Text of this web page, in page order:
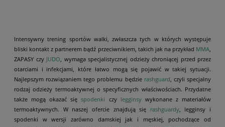
Intensywny trening sportów walki, zwłaszcza tych w których występuje
bliski kontakt z partnerem bądź przeciwnikiem, takich jak na przykład MMA
ZAPASY czy JUDO , wymaga specjalistycznej odzieży chroniącej przed przez
otarciami i infekcjami, które łatwo mogą się pojawić w takiej sytuacji.
Najlepszym rozwiązaniem tego problemu będzie rashguard , czyli specjalny
rodzaj odzieży termoaktywnej o specyficznych właściwościach. Przydatne
także mogą okazać sięspodenki czy legginsywykonane z materiałów
termoaktywnych. W naszej ofercie znajdują się rashguardy, legginsy i
spodenki w wersji zarówno damskiej jak i męskiej, pochodzące od